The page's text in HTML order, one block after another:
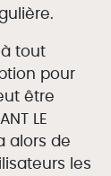
tout
pour
être
LE
alors de
les